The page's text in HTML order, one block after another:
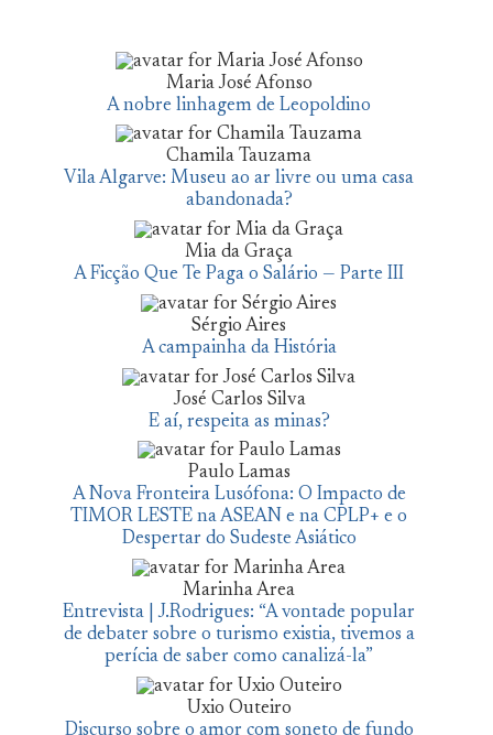
Maria José Afonso
A nobre linhagem de Leopoldino
Chamila Tauzama
Vila Algarve: Museu ao ar livre ou uma casa
abandonada?
Mia da Graça
A Ficção Que Te Paga o Salário — Parte III
Sérgio Aires
A campainha da História
José Carlos Silva
E aí, respeita as minas?
Paulo Lamas
A Nova Fronteira Lusófona: O Impacto de
TIMOR LESTE na ASEAN e na CPLP+ e o
Despertar do Sudeste Asiático
Marinha Area
Entrevista | J.Rodrigues: “A vontade popular
de debater sobre o turismo existia, tivemos a
perícia de saber como canalizá-la”
Uxio Outeiro
Discurso sobre o amor com soneto de fundo